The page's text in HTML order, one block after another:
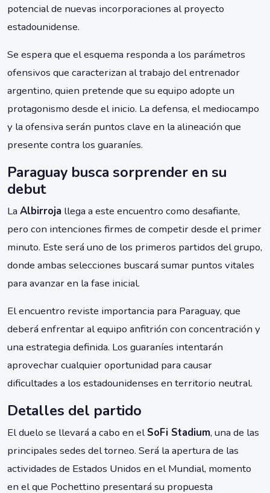
potencial de nuevas incorporaciones al proyecto
estadounidense.
Se espera que el esquema responda a los parámetros
ofensivos que caracterizan al trabajo del entrenador
argentino, quien pretende que su equipo adopte un
protagonismo desde el inicio. La defensa, el mediocampo
y la ofensiva serán puntos clave en la alineación que
presente contra los guaraníes.
Paraguay busca sorprender en su
debut
La Albirroja llega a este encuentro como desafiante,
pero con intenciones firmes de competir desde el primer
minuto. Este será uno de los primeros partidos del grupo,
donde ambas selecciones buscará sumar puntos vitales
para avanzar en la fase inicial.
El encuentro reviste importancia para Paraguay, que
deberá enfrentar al equipo anfitrión con concentración y
una estrategia definida. Los guaraníes intentarán
aprovechar cualquier oportunidad para causar
dificultades a los estadounidenses en territorio neutral.
Detalles del partido
El duelo se llevará a cabo en elSoFi Stadium, una de las
principales sedes del torneo. Será la apertura de las
actividades de Estados Unidos en el Mundial, momento
en el que Pochettino presentará su propuesta